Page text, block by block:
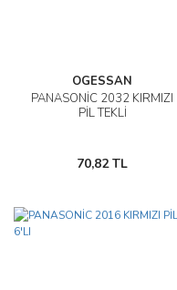
OGESSAN
PANASONİC 2032 KIRMIZI
PİL TEKLİ
70,82 TL